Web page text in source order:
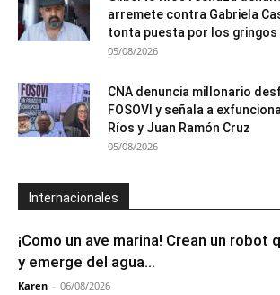
arremete contra Gabriela
tonta puesta por los gringos
05/08/2026
CNA denuncia millonario
FOSOVI y señala a
Ríos y Juan Ramón Cruz
05/08/2026
Internacionales
¡Como un ave marina! Crean un robot
y emerge del agua...
Karen - 06/08/2026